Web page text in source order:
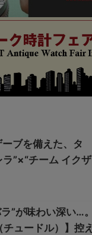
ブを備えた、タ
”×“チーム イクザ
”が味わい深い…。
チュードル）】控え